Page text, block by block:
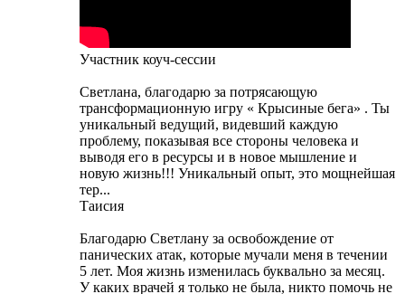
Участник коуч-сессии
Светлана, благодарю за потрясающую
трансформационную игру « Крысиные бега» . Ты
уникальный ведущий, видевший каждую
проблему, показывая все стороны человека и
выводя его в ресурсы и в новое мышление и
новую жизнь!!! Уникальный опыт, это мощнейшая
тер...
Таисия
Благодарю Светлану за освобождение от
панических атак, которые мучали меня в течении
5 лет. Моя жизнь изменилась буквально за месяц.
У каких врачей я только не была, никто помочь не